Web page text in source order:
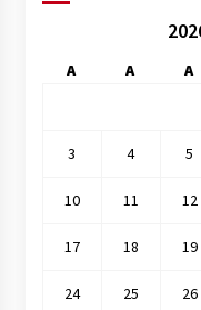
A A A
3 4 5
10 11 12
17 18 19
24 25 26